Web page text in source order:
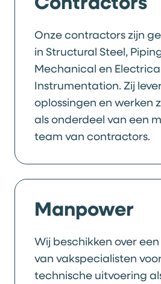
Onze contractors zijn
in Structural Steel,
Mechanical en
Instrumentation. Zij
oplossingen en werken
als onderdeel van een
team van contractors.
Manpower
Wij beschikken over
van vakspecialisten
technische uitvoering